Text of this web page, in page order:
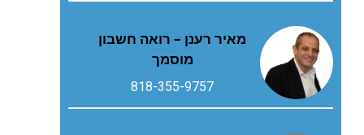
מאיר רענן – רואה חשבון
מוסמך
818-355-9757